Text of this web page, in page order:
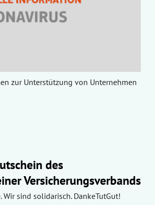
zur Unterstützung von Unternehmen
des
Versicherungsverbands
Wir sind solidarisch. DankeTutGut!